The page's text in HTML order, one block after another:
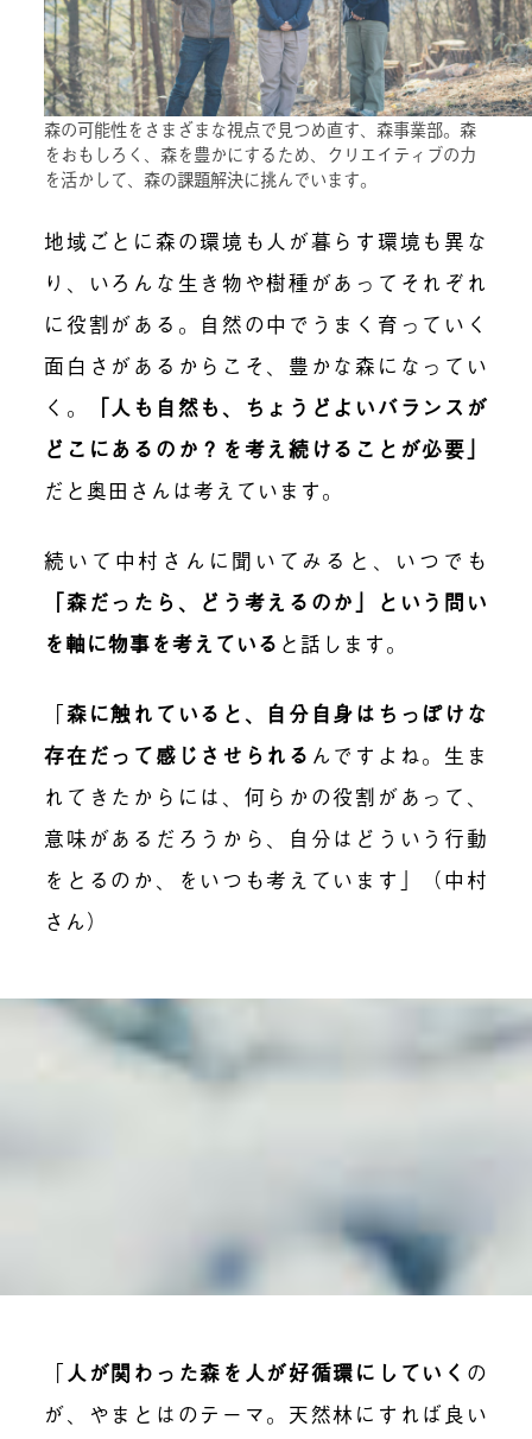
森の可能性をさまざまな視点で見つめ直す、森事業部。森
をおもしろく、森を豊かにするため、クリエイティブの力
を活かして、森の課題解決に挑んでいます。
地域ごとに森の環境も人が暮らす環境も異な
り、いろんな生き物や樹種があってそれぞれ
に役割がある。自然の中でうまく育っていく
面白さがあるからこそ、豊かな森になってい
く。
「人も自然も、ちょうどよいバランスが
どこにあるのか？を考え続けることが必要 」
だと奥田さんは考えています。
続いて中村さんに聞いてみると、いつでも
「森だったら、どう考えるのか」という問い
を軸に物事を考えている と話します。
「森に触れていると、自分自身はちっぽけな
存在だって感じさせられる んですよね。生ま
れてきたからには、何らかの役割があって、
意味があるだろうから、自分はどういう行動
をとるのか、をいつも考えています」（中村
さん）
「人が関わった森を人が好循環にしていく の
が、やまとはのテーマ。天然林にすれば良い